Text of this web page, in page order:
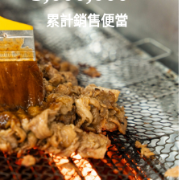
累計銷售便當